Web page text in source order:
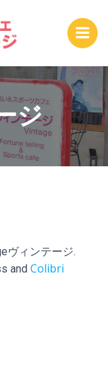
ジ
ヴィンテージ.
and Colibri